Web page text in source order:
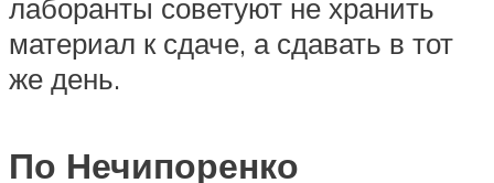
лаборанты советуют не хранить
материал к сдаче, а сдавать в тот
же день.
По Нечипоренко